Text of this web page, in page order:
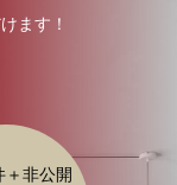
ます！
＋非公開